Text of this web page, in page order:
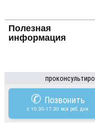
Полезная
информация
✆ Позвонить
c 10.30-17.30 мск раб. дни